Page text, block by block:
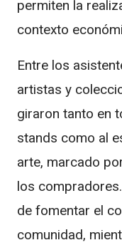
permiten la
contexto
Entre los
artistas y
giraron tanto en
stands como al
arte, marcado
los
de fomentar el
comunidad,